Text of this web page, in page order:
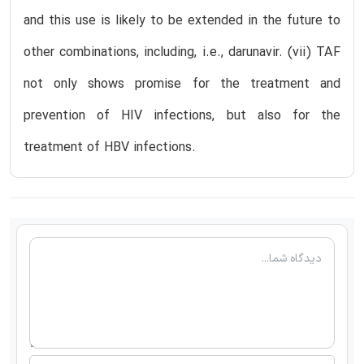
and this use is likely to be extended in the future to
other combinations, including, i.e., darunavir. (vii) TAF
not only shows promise for the treatment and
prevention of HIV infections, but also for the
treatment of HBV infections.